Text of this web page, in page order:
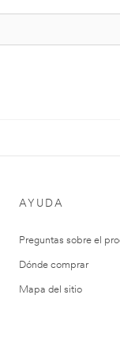
AYUDA
Preguntas sobre el
Dónde comprar
Mapa del sitio